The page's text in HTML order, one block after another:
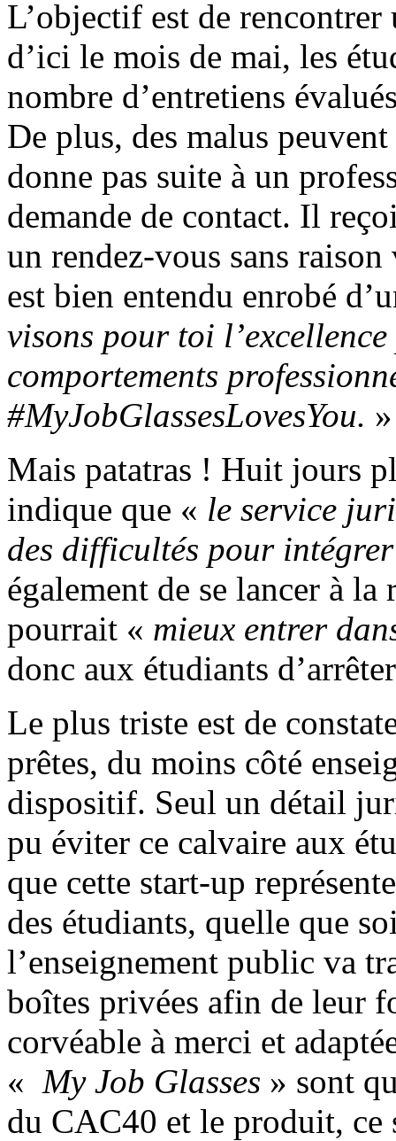
L’objectif est de
d’ici le mois de mai, les
nombre d’entretiens
De plus, des malus
donne pas suite à un
demande de contact. Il
un rendez-vous sans
est bien entendu enrobé
visons pour toi
comportements
#MyJobGlassesLovesYou. »
Mais patatras ! Huit jours
indique que « le service
des difficultés pour
également de se lancer à
pourrait « mieux entrer
donc aux étudiants
Le plus triste est de
prêtes, du moins côté
dispositif. Seul un détail
pu éviter ce calvaire aux
que cette start-up
des étudiants, quelle que
l’enseignement public va
boîtes privées afin de leur
corvéable à merci et
« My Job Glasses » sont
du CAC40 et le produit, ce